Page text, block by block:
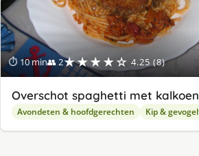
⏱ 10 min👥 2★★★★☆ 4.25 (8)
Overschot spaghetti met
Avondeten & hoofdgerechten Kip &